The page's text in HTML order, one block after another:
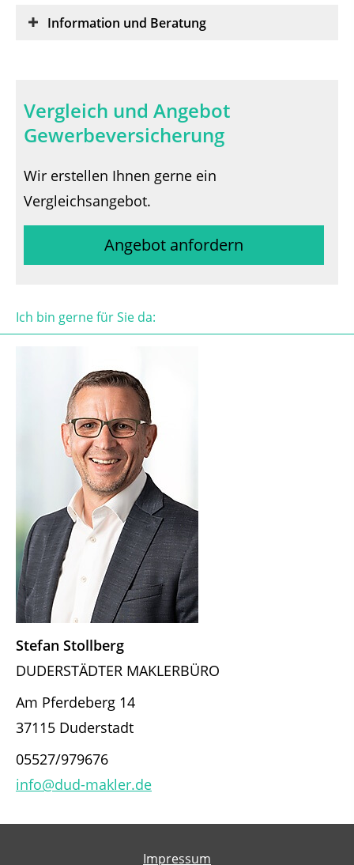
Information und Beratung
Vergleich und Angebot
Gewerbeversicherung
Wir erstellen Ihnen gerne ein
Vergleichsangebot.
Angebot anfordern
Ich bin gerne für Sie da:
Stefan Stollberg
DUDERSTÄDTER MAKLERBÜRO
Am Pferdeberg 14
37115 Duderstadt
05527/979676
info@dud-makler.de
Impressum